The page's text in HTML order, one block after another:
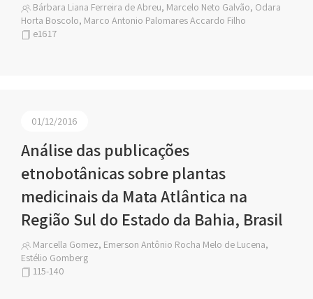
Bárbara Liana Ferreira de Abreu, Marcelo Neto Galvão, Odara
Horta Boscolo, Marco Antonio Palomares Accardo Filho
e1617
01/12/2016
Análise das publicações
etnobotânicas sobre plantas
medicinais da Mata Atlântica na
Região Sul do Estado da Bahia, Brasil
Marcella Gomez, Emerson Antônio Rocha Melo de Lucena,
Estélio Gomberg
115-140